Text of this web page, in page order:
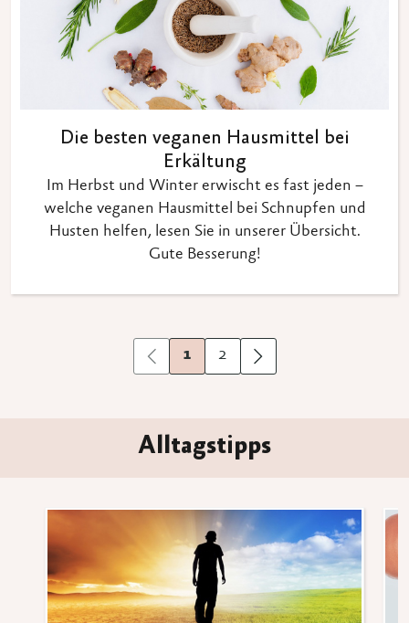
Die besten veganen Hausmittel bei
Erkältung
Im Herbst und Winter erwischt es fast jeden –
welche veganen Hausmittel bei Schnupfen und
Husten helfen, lesen Sie in unserer Übersicht.
Gute Besserung!
Vorherige
1 2
Nächste
Alltagstipps